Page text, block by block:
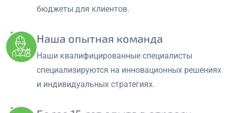
бюджеты для клиентов.
Наша опытная команда
Наши квалифицированные специалисты
специализируются на инновационных решениях
и индивидуальных стратегиях.